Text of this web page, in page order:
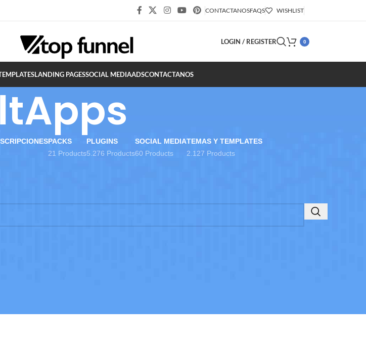
CONTACTANOSFAQS WISHLIST
LOGIN / REGISTER 0
LANDING PAGESSOCIAL MEDIAADSCONTACTANOS
PACKS
21 Products
PLUGINS
5.276 Products
SOCIAL MEDIA
60 Products
TEMAS Y TEMPLATES
2.127 Products